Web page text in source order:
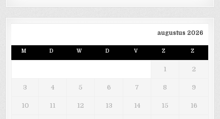
augustus 2026
M D W D V Z Z
1 2
3 4 5 6 7 8 9
10 11 12 13 14 15 16